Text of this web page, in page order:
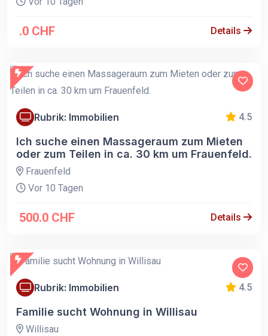
.0 CHF Details
Rubrik: Immobilien 4.5
Ich suche einen Massageraum zum Mieten
oder zum Teilen in ca. 30 km um Frauenfeld.
Frauenfeld
Vor 10 Tagen
500.0 CHF Details
Rubrik: Immobilien 4.5
Familie sucht Wohnung in Willisau
Willisau